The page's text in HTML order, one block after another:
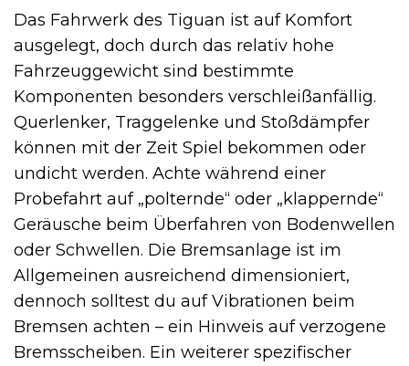
Das Fahrwerk des Tiguan ist auf Komfort
ausgelegt, doch durch das relativ hohe
Fahrzeuggewicht sind bestimmte
Komponenten besonders verschleißanfällig.
Querlenker, Traggelenke und Stoßdämpfer
können mit der Zeit Spiel bekommen oder
undicht werden. Achte während einer
Probefahrt auf „polternde“ oder „klappernde“
Geräusche beim Überfahren von Bodenwellen
oder Schwellen. Die Bremsanlage ist im
Allgemeinen ausreichend dimensioniert,
dennoch solltest du auf Vibrationen beim
Bremsen achten – ein Hinweis auf verzogene
Bremsscheiben. Ein weiterer spezifischer